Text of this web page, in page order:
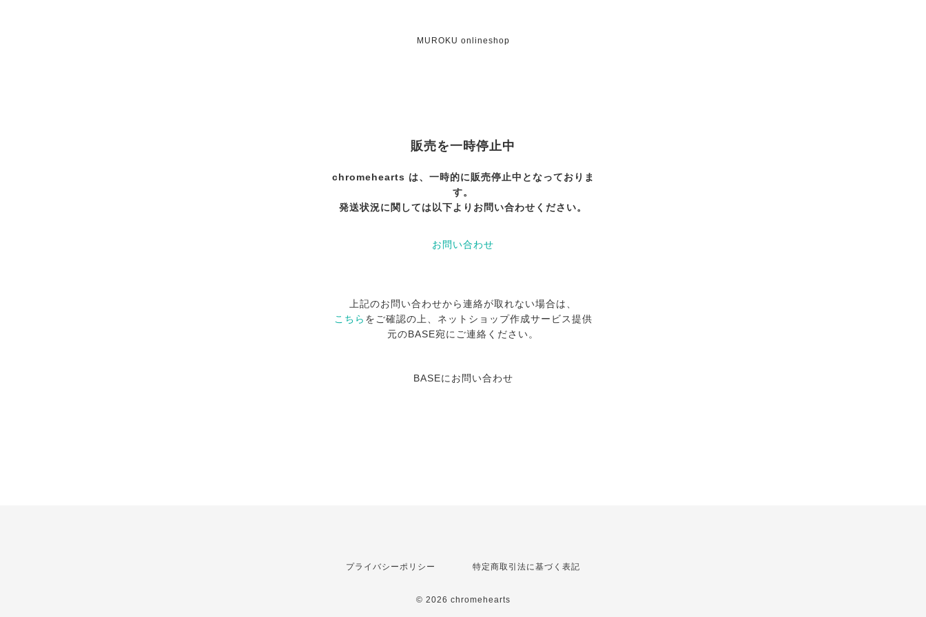
MUROKU onlineshop
販売を一時停止中
chromehearts は、一時的に販売停止中となっておりま
す。
発送状況に関しては以下よりお問い合わせください。
お問い合わせ
上記のお問い合わせから連絡が取れない場合は、
こちら をご確認の上、ネットショップ作成サービス提供
元のBASE宛にご連絡ください。
BASEにお問い合わせ
プライバシーポリシー 特定商取引法に基づく表記
© 2026 chromehearts